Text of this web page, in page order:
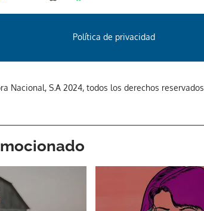
Política de privacidad
Nacional, S.A 2024, todos los derechos reservados